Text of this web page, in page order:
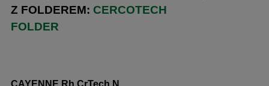
Z FOLDEREM: CERCOTECH
FOLDER
CAYENNE Rh CrTech N